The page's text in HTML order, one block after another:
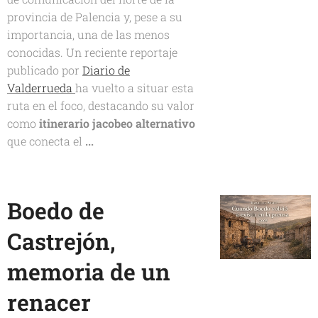
provincia de Palencia y, pese a su
importancia, una de las menos
conocidas. Un reciente reportaje
publicado por Diario de
Valderrueda ha vuelto a situar esta
ruta en el foco, destacando su valor
como itinerario jacobeo alternativo
que conecta el ...
Boedo de
Castrejón,
memoria de un
renacer